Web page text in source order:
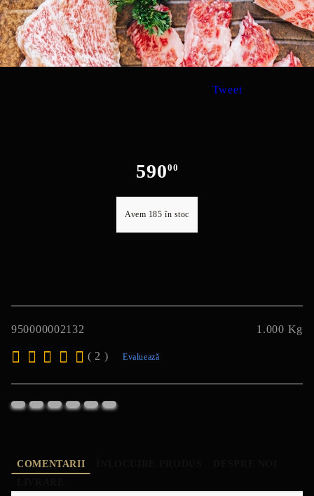
Tweet
59000
Avem 185în stoc
950000002132 1.000 Kg
( 2 ) Evaluează
COMENTARII